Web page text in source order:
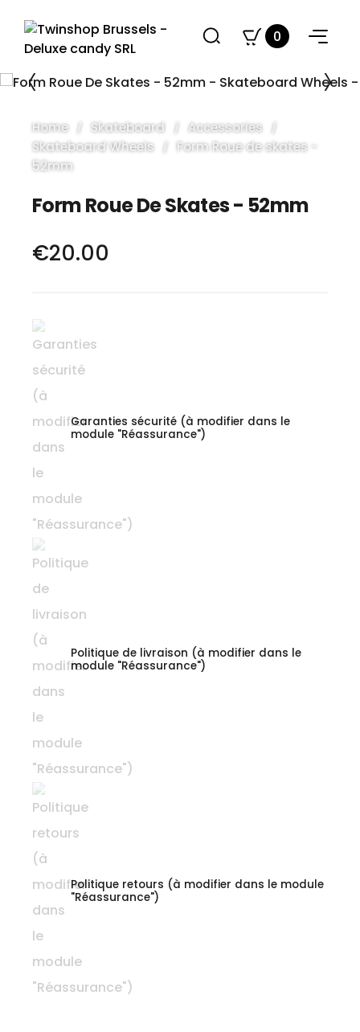
0
Home Skateboard
Accessories
Skateboard Wheels
Form Roue de skates -
52mm
Form Roue De Skates - 52mm
€20.00
Garanties sécurité (à modifier dans le
module "Réassurance")
Politique de livraison (à modifier dans le
module "Réassurance")
Politique retours (à modifier dans le module
"Réassurance")